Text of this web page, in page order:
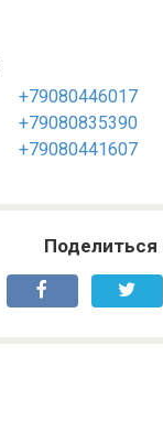
+79080446017
+79080835390
+79080441607